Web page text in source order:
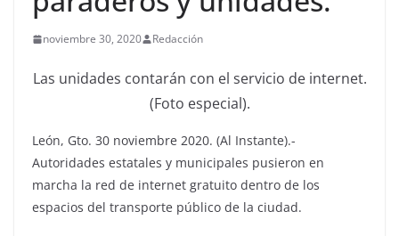
noviembre 30, 2020 Redacción
Las unidades contarán con el servicio de internet.
(Foto especial).
León, Gto. 30 noviembre 2020. (Al Instante).-
Autoridades estatales y municipales pusieron en
marcha la red de internet gratuito dentro de los
espacios del transporte público de la ciudad.